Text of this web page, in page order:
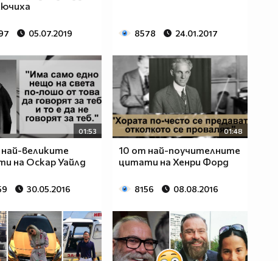
05.07.2019 8578 24.01.2017
01:53
великите
на Оскар Уайлд
30.05.2016
01:48
10 от най-поучителните
цитати на Хенри Форд
8156 08.08.2016